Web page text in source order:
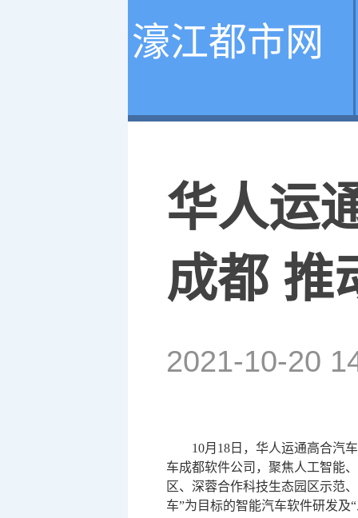
濠江都市网
华人运
成都 推
2021-10-20
10月18日，华人运通高合汽
车成都软件公司，聚焦人工智能
区、深蓉合作科技生态园区示范
车”为目标的智能汽车软件研发